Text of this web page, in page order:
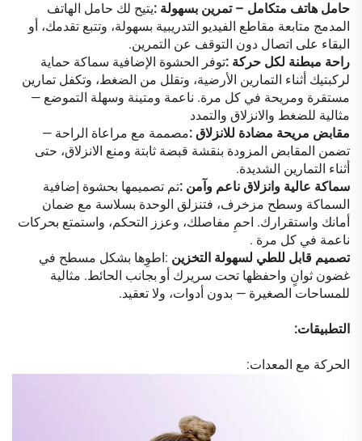
حامل هاتف متكامل – تمرين بسهولة :يتيح لك حامل الهاتف
المدمج متابعة مقاطع الفيديو التدريبية بسهولة، وتتبع تقدمك، أو
البقاء على اتصال دون التوقف عن التمرين.
راحة مبطنة لكل حركة :توفر الحشوة الإضافية سماكة حماية
لركبتيك أثناء التمارين الأرضية، وتقلل من الضغط، وتكفل تمارين
مستقرة ومريحة في كل مرة. ناعمة ومتينة وسهلة التموضع —
مثالية للضغط والانزلاق والتمدد
مقابض مريحة مضادة للانزلاق :مصممة مع مراعاة الراحة —
تضمن المقابض المزودة بنقشة قبضة ثابتة ومنع الانزلاق، حتى
أثناء التمارين الشديدة.
سماكة عالية وانزلاق ناعم وآمن :تم تصميمها بحشوة إضافية
السماكة وسطح مزخرف، فتنزلق الوحدة بسلاسة مع ضمان
أمانك واستقرارك. احمِ مفاصلك، وعزز التحكم، واستمتع بحركات
ناعمة في كل مرة .
تصميم قابل للطي لسهولة التخزين : اطوِها بشكل مسطح في
غضون ثوانٍ واحفظها تحت سريرك أو بجانب الحائط. مثالية
للمساحات الصغيرة — بدون أدوات، ولا تعقيد.
التطبيقات:
الحركة مع المعدات: